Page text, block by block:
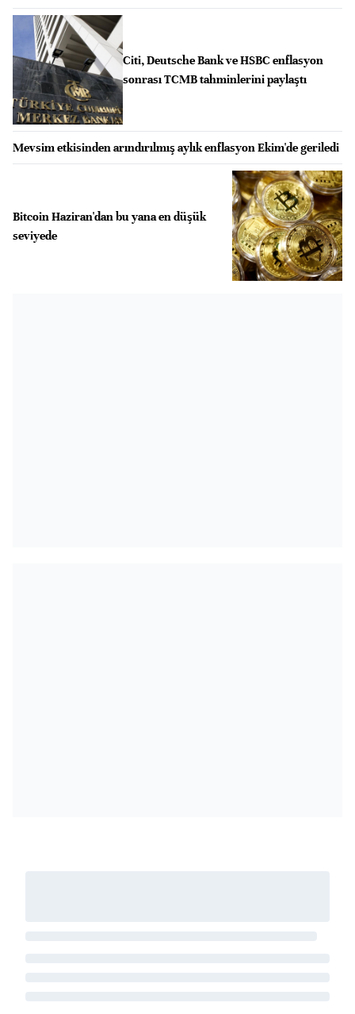
Citi, Deutsche Bank ve HSBC enflasyon
sonrası TCMB tahminlerini paylaştı
Mevsim etkisinden arındırılmış aylık enflasyon Ekim'de geriledi
Bitcoin Haziran'dan bu yana en düşük
seviyede